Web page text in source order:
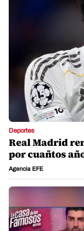
Deportes
Real Madrid
por cuañtos
Agencia EFE